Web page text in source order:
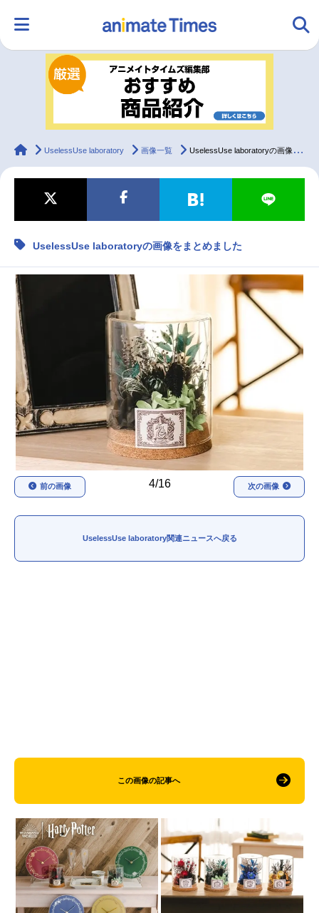
ランキング アニメ
ラジオ みんなの声
マンガ・ラノベ ゲーム・アプリ 音楽 コスプレ
配信・Vtuber トレンド
声優記事一覧
アニメ映画一覧 実写化映画一覧
今期アニメ曜日別一覧
春アニメ 夏アニメ
秋アニメ 冬アニメ
男性声優/女性声優一覧
animateTimes
UselessUse laboratory 画像一覧 UselessUse laboratoryの画像をまとめました
UselessUse laboratoryの画像をまとめました
4/16
前の画像 次の画像
UselessUse laboratory関連ニュースへ戻る
この画像の記事へ